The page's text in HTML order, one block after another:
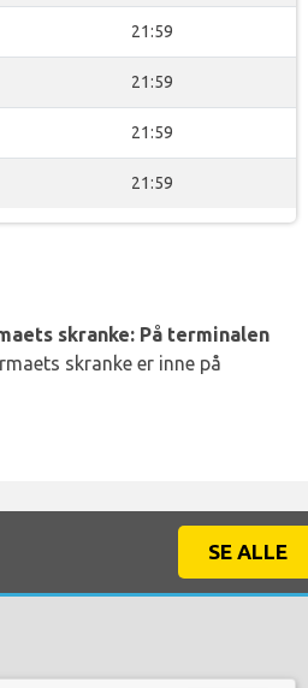
21:59
21:59
21:59
21:59
skranke: På terminalen
skranke er inne på
SE ALLE